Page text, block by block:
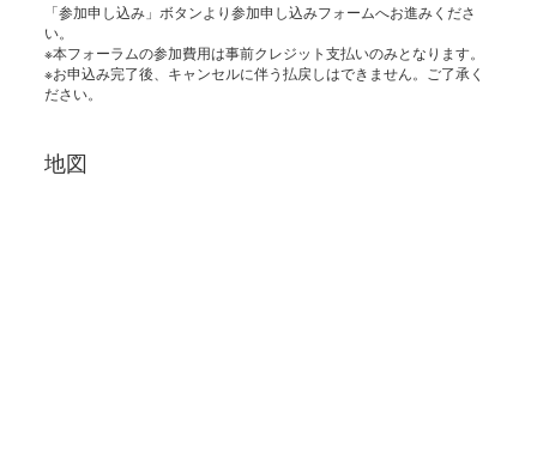
「参加申し込み」ボタンより参加申し込みフォームへお進みくださ
い。
※本フォーラムの参加費用は事前クレジット支払いのみとなります。
※お申込み完了後、キャンセルに伴う払戻しはできません。ご了承く
ださい。
地図